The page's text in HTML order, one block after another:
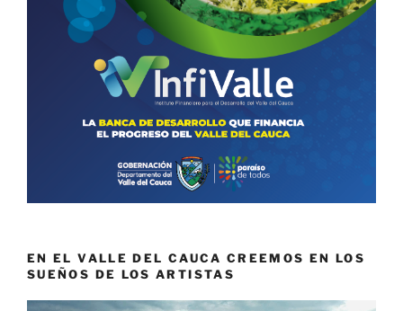
EN EL VALLE DEL CAUCA CREEMOS EN LOS
SUEÑOS DE LOS ARTISTAS